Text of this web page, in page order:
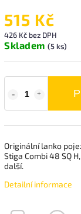
515 Kč
426 Kč bez DPH
Skladem (5 ks)
Originální lanko
Stiga Combi 48 SQ
další.
Detailní informace